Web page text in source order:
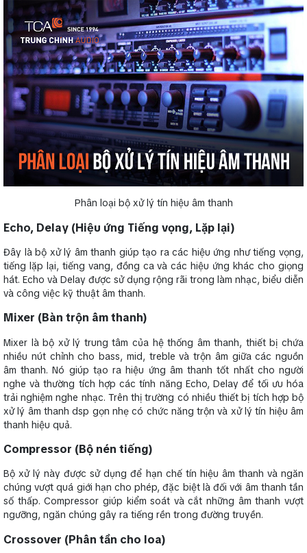
Phân loại bộ xử lý tín hiệu âm thanh
Echo, Delay (Hiệu ứng Tiếng vọng, Lặp lại)
Đây là bộ xử lý âm thanh giúp tạo ra các hiệu ứng như tiếng vọng,
tiếng lặp lại, tiếng vang, đồng ca và các hiệu ứng khác cho giọng
hát. Echo và Delay được sử dụng rộng rãi trong làm nhạc, biểu diễn
và công việc kỹ thuật âm thanh.
Mixer (Bàn trộn âm thanh)
Mixer là bộ xử lý trung tâm của hệ thống âm thanh, thiết bị chứa
nhiều nút chỉnh cho bass, mid, treble và trộn âm giữa các nguồn
âm thanh. Nó giúp tạo ra hiệu ứng âm thanh tốt nhất cho người
nghe và thường tích hợp các tính năng Echo, Delay để tối ưu hóa
trải nghiệm nghe nhạc. Trên thị trường có nhiều thiết bị tích hợp bộ
xử lý âm thanh dsp gọn nhẹ có chức năng trộn và xử lý tín hiệu âm
thanh hiệu quả.
Compressor (Bộ nén tiếng)
Bộ xử lý này được sử dụng để hạn chế tín hiệu âm thanh và ngăn
chúng vượt quá giới hạn cho phép, đặc biệt là đối với âm thanh tần
số thấp. Compressor giúp kiểm soát và cắt những âm thanh vượt
ngưỡng, ngăn chúng gây ra tiếng rền trong đường truyền.
Crossover (Phân tần cho loa)